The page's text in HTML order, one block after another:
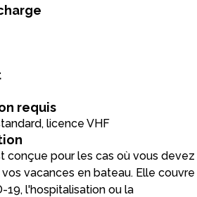
requis
licence VHF
conçue pour les cas où vous devez
vacances en bateau. Elle couvre
19, l'hospitalisation ou la